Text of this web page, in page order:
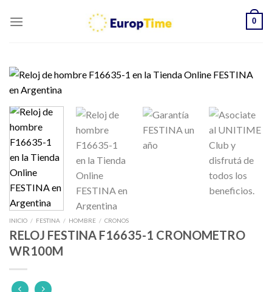
0
INICIO / FESTINA / HOMBRE / CRONOS
RELOJ FESTINA F16635-1 CRONOMETRO
WR100M